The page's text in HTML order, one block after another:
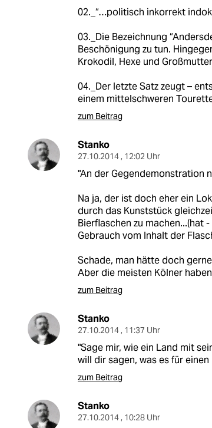
02._“…politisch inkorrekt
03._Die Bezeichnung
Beschönigung zu tun.
Krokodil, Hexe und
04._Der letzte Satz zeugt –
einem mittelschweren
zum Beitrag
Stanko
27.10.2014 , 12:02 Uhr
"An der Gegendemonstration
Na ja, der ist doch eher ein
durch das Kunststück
Bierflaschen zu machen...(hat
Gebrauch vom Inhalt der
Schade, man hätte doch
Aber die meisten Kölner
zum Beitrag
Stanko
27.10.2014 , 11:37 Uhr
"Sage mir, wie ein Land mit
will dir sagen, was es für
zum Beitrag
Stanko
27.10.2014 , 10:28 Uhr